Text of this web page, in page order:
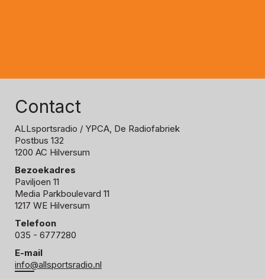
Contact
ALLsportsradio / YPCA, De Radiofabriek
Postbus 132
1200 AC Hilversum
Bezoekadres
Paviljoen 11
Media Parkboulevard 11
1217 WE Hilversum
Telefoon
035 - 6777280
E-mail
info@allsportsradio.nl